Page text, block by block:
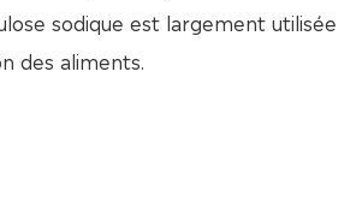
sodique est largement utilisée
des aliments.